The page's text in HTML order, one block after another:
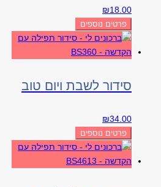
₪18.00
פרטים נוספים
סידור לשבת ויום טוב
₪34.00
פרטים נוספים